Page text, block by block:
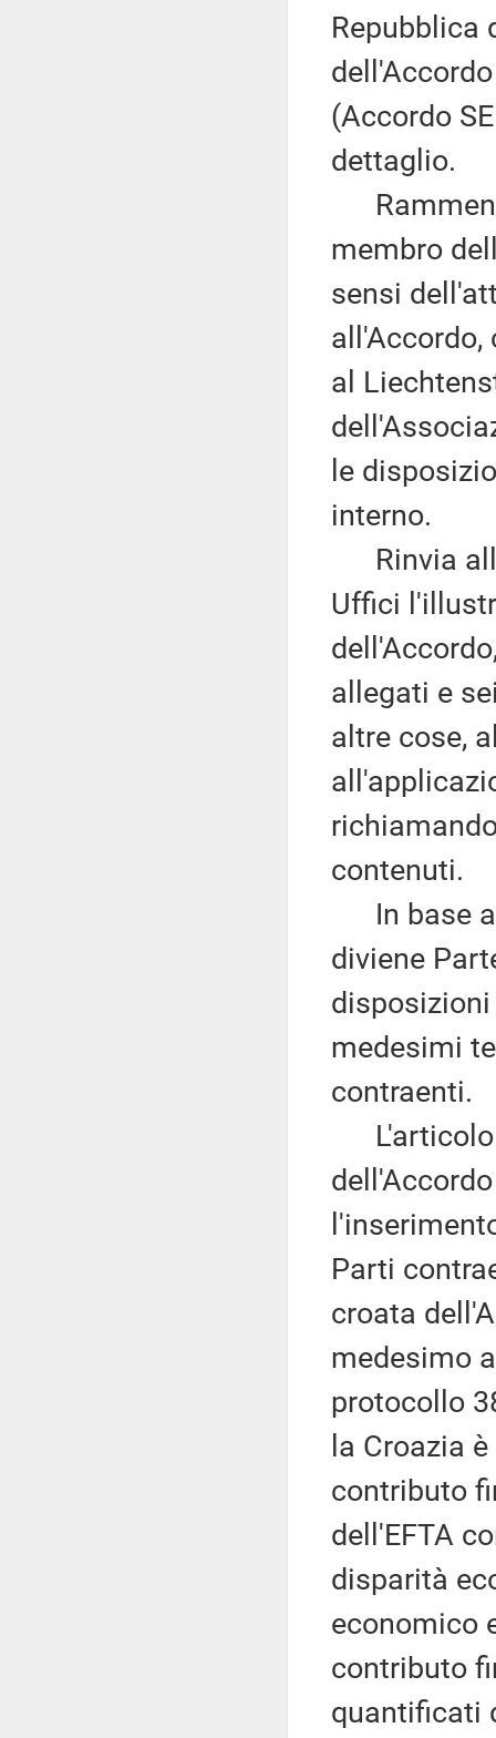
Repubblica
(Accordo
dettaglio.
membro
sensi
all'Accordo,
al
le
interno.
Rinvia
Uffici
allegati e
altre cose,
contenuti.
In base
diviene
medesimi
contraenti.
L'articolo
Parti
croata
medesimo
protocollo
la Croazia
contributo
dell'EFTA
disparità
economico
contributo
quantificati